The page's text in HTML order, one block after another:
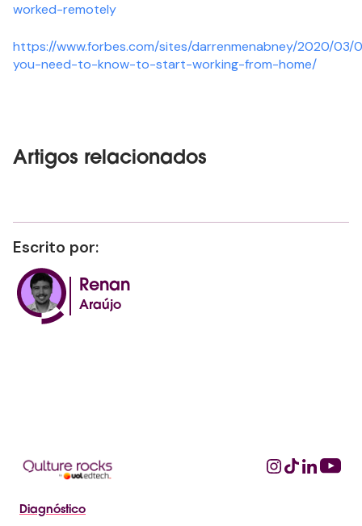
worked-remotely
https://www.forbes.com/sites/darrenmenabney/2020/03/
you-need-to-know-to-start-working-from-home/
Artigos relacionados
Escrito por:
Renan
Araújo
Diagnóstico